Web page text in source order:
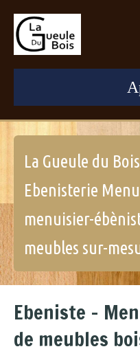
La Gueule du
Ebenisterie
menuisier-
meubles sur-
Ebeniste -
de meubles